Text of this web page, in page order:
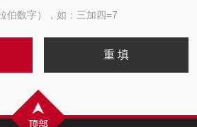
伯数字），如：三加四=7